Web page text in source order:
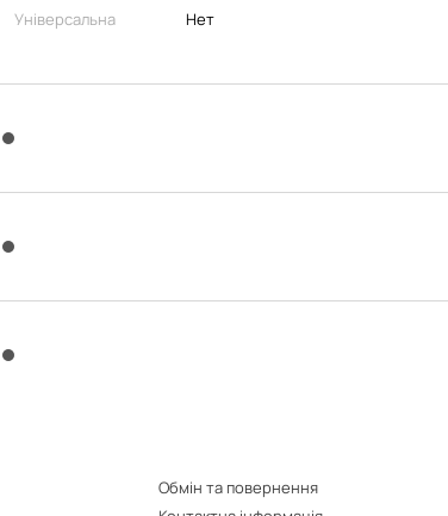
Універсальна
Нет
Обмін та повернення